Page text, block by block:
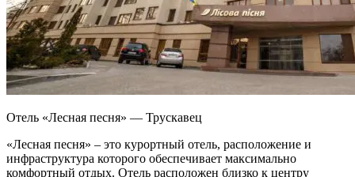
Отель «Лесная песня» — Трускавец
«Лесная песня» – это курортный отель, расположение и
инфраструктура которого обеспечивает максимально
комфортный отдых. Отель расположен близко к центру